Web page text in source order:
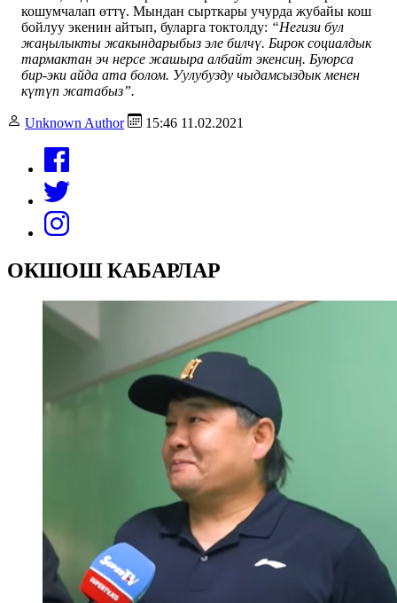
кошумчалап өттү. Мындан сырткары учурда жубайы кош
бойлуу экенин айтып, буларга токтолду: “Негизи бул
жаңылыкты жакындарыбыз эле билчү. Бирок социалдык
тармактан эч нерсе жашыра албайт экенсиң. Буюрса
бир-эки айда ата болом. Уулубузду чыдамсыздык менен
күтүп жатабыз”.
Unknown Author 15:46 11.02.2021
ОКШОШ КАБАРЛАР